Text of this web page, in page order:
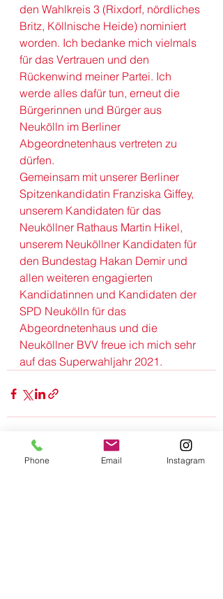
den Wahlkreis 3 (Rixdorf, nördliches
Britz, Köllnische Heide) nominiert
worden. Ich bedanke mich vielmals
für das Vertrauen und den
Rückenwind meiner Partei. Ich
werde alles dafür tun, erneut die
Bürgerinnen und Bürger aus
Neukölln im Berliner
Abgeordnetenhaus vertreten zu
dürfen.
Gemeinsam mit unserer Berliner
Spitzenkandidatin Franziska Giffey,
unserem Kandidaten für das
Neuköllner Rathaus Martin Hikel,
unserem Neuköllner Kandidaten für
den Bundestag Hakan Demir und
allen weiteren engagierten
Kandidatinnen und Kandidaten der
SPD Neukölln für das
Abgeordnetenhaus und die
Neuköllner BVV freue ich mich sehr
auf das Superwahljahr 2021.
Phone Email Instagram